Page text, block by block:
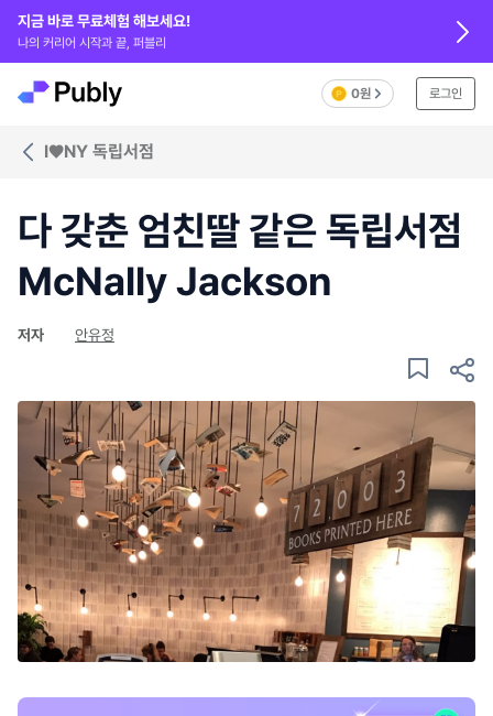
지금 바로 무료체험 해보세요!
나의 커리어 시작과 끝, 퍼블리
0원 로그인
I♥NY 독립서점
다 갖춘 엄친딸 같은 독립서점
McNally Jackson
저자 안유정